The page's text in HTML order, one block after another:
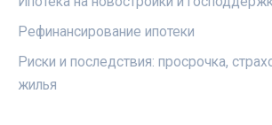
Рефинансирование ипотеки
Риски и последствия: просрочка,
жилья